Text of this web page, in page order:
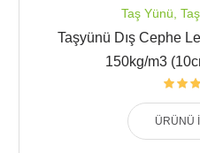
Taş Yünü
Taşyünü Dış Cephe
150kg/m3
ÜRÜNÜ